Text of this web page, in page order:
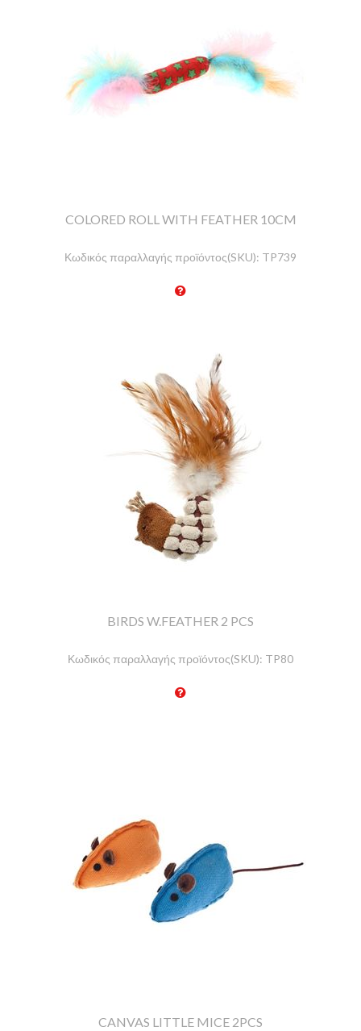
COLORED ROLL WITH FEATHER 10CM
Κωδικός παραλλαγής προϊόντος(SKU): TP739
BIRDS W.FEATHER 2 PCS
Κωδικός παραλλαγής προϊόντος(SKU): TP80
CANVAS LITTLE MICE 2PCS